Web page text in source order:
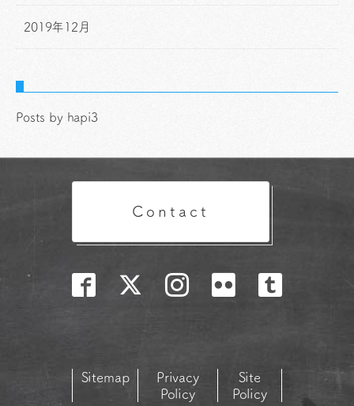
2019年12月
Posts by hapi3
Contact
Sitemap
Privacy
Policy
Site
Policy